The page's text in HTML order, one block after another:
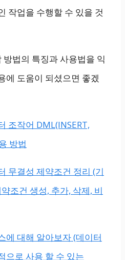
작업을 수행할 수 있을 것
법의 특징과 사용법을 익
에 도움이 되셨으면 좋겠
조작어 DML(INSERT,
방법
무결성 제약조건 정리 (기
조건 생성, 추가, 삭제, 비
에 대해 알아보자 (데이터
으로 사용 할 수 있는